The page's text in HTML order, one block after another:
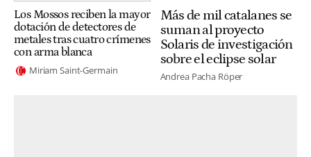
Los Mossos reciben la mayor
dotación de detectores de
metales tras cuatro crímenes
con arma blanca
Miriam Saint-Germain
Más de mil catalanes se
suman al proyecto
Solaris de investigación
sobre el eclipse solar
Andrea Pacha Röper